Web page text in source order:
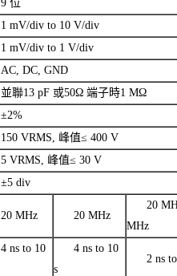
9 位
1 mV/div to 10 V/div
1 mV/div to 1 V/div
AC, DC, GND
並聯13 pF 或50Ω 端子時1 MΩ
±2%
150 VRMS, 峰值≤ 400 V
5 VRMS, 峰值≤ 30 V
±5 div
20 MHz 20 MHz
20
MHz
4 ns to 10
4 ns to 10
s
2 ns